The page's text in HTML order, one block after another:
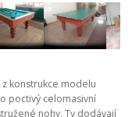
z konstrukce modelu
poctivý celomasivní
nohy. Ty dodávají